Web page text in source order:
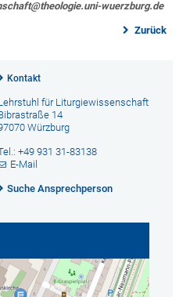
wuerzburg.de
Zurück
Kontakt
für Liturgiewissenschaft
14
Würzburg
+49 931 31-83138
E-Mail
Suche Ansprechperson